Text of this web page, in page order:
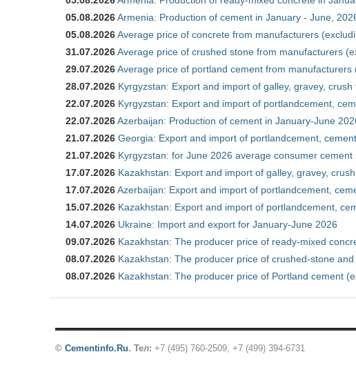
05.08.2026Armenia: Production of cement in January - June,
05.08.2026Average price of concrete from manufacturers
31.07.2026Average price of crushed stone from manufacturers
29.07.2026Average price of portland cement from manufacturers
28.07.2026 Kyrgyzstan: Export and import of galley, gravey,
22.07.2026 Kyrgyzstan: Export and import of portlandcement,
22.07.2026Azerbaijan: Production of cement in January-June
21.07.2026 Georgia: Export and import of portlandcement,
21.07.2026 Kyrgyzstan: for June 2026 average consumer
17.07.2026 Kazakhstan: Export and import of galley, gravey,
17.07.2026Azerbaijan: Export and import of portlandcement,
15.07.2026 Kazakhstan: Export and import of portlandcement,
14.07.2026 Ukraine: Import and export for January-June 2026
09.07.2026 Kazakhstan: The producer price of ready-mixed
08.07.2026 Kazakhstan: The producer price of crushed-stone
08.07.2026 Kazakhstan: The producer price of Portland cement
© Cementinfo.Ru. Тел: +7 (495) 760-2509, +7 (499) 394-6731